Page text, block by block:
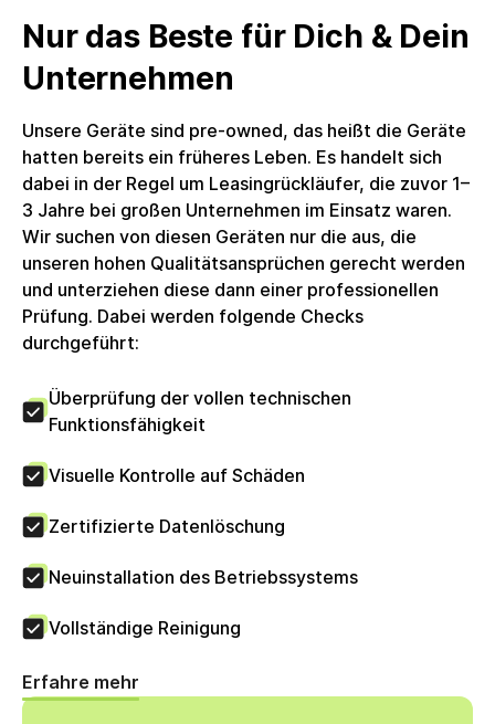
Nur das Beste für Dich & Dein
Unternehmen
Unsere Geräte sind pre-owned, das heißt die Geräte
hatten bereits ein früheres Leben. Es handelt sich
dabei in der Regel um Leasingrückläufer, die zuvor 1–
3 Jahre bei großen Unternehmen im Einsatz waren.
Wir suchen von diesen Geräten nur die aus, die
unseren hohen Qualitätsansprüchen gerecht werden
und unterziehen diese dann einer professionellen
Prüfung. Dabei werden folgende Checks
durchgeführt:
Überprüfung der vollen technischen
Funktionsfähigkeit
Visuelle Kontrolle auf Schäden
Zertifizierte Datenlöschung
Neuinstallation des Betriebssystems
Vollständige Reinigung
Erfahre mehr